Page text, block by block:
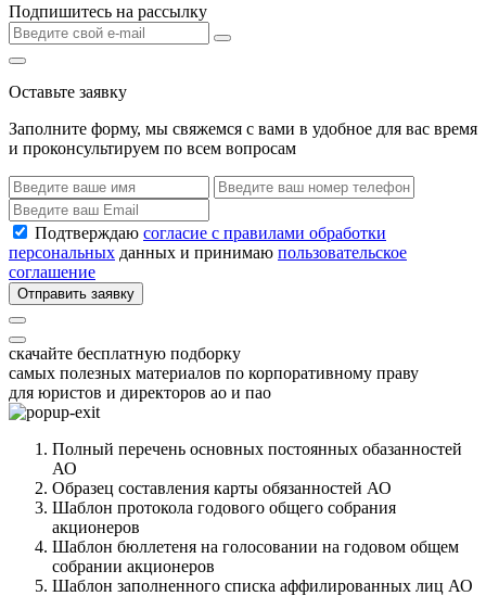
Подпишитесь на рассылку
Оставьте заявку
Заполните форму, мы свяжемся с вами в удобное для вас время
и проконсультируем по всем вопросам
Подтверждаю согласие с правилами обработки
персональных данных и принимаю пользовательское
соглашение
Отправить заявку
скачайте бесплатную подборку
самых полезных материалов по корпоративному праву
для юристов и директоров ао и пао
Полный перечень основных постоянных обазанностей
АО
Образец составления карты обязанностей АО
Шаблон протокола годового общего собрания
акционеров
Шаблон бюллетеня на голосовании на годовом общем
собрании акционеров
Шаблон заполненного списка аффилированных лиц АО